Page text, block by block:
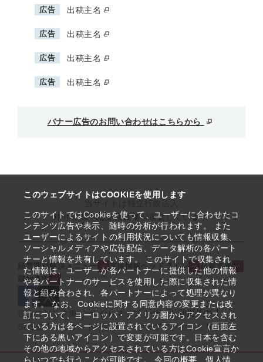
このウェブサイトはCOOKIEを使用します
このサイトではCookieを使って、ユーザーに合わせたコ
ンテンツ広告や表示、随時の分析が行われます。 また
ユーザーによるサイトの利用状況についても情報収集、
ソーシャルメディアや広告配信、データ解析の各パート
ナーと情報を共有しています。 このサイトで収集され
た情報は、ユーザーが各パートナーに提供した他の情報
や各パートナーのサービスを使用した際に収集された情
報と組み合わされ、各パートナーによって処理が異なり
ます。 なお、Cookieに関する同意内容の変更または改
訂について、ヨーロッパ・アメリカ圏からアクセスされ
ている方は各ページに設置されているアイコン（画面左
下にある黒いアイコン）で変更が可能です。日本を含む
その他の地域からアクセスされている方はCookie宣言か
らいつでも行うことが可能です。 今回の概要、個人情
広告 出稿主名
広告 出稿主名
広告 出稿主名
広告 出稿主名
バナー広告のお問い合わせはこちらから
中小企業基盤整備機構が運営しています
経営課題解決メニュー 支援情報ヘッドライン
起業支援
取組事例
役立つリンク集 サイトマップ
サイト利用条件
SNS公式アカウント一覧
ウェブアクセシビリティ